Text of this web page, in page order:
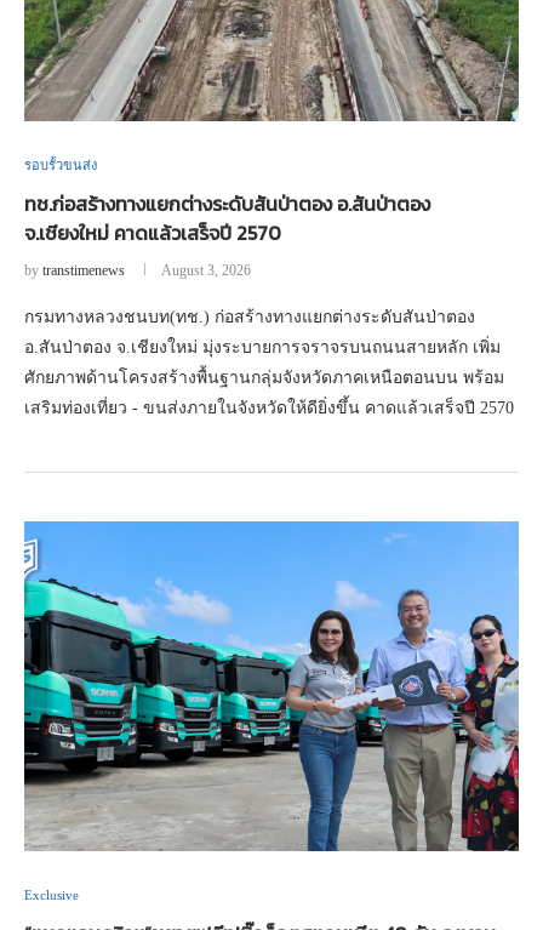
รอบรั้วขนส่ง
ทช.ก่อสร้างทางแยกต่างระดับสันป่าตอง อ.สันป่าตอง
จ.เชียงใหม่ คาดแล้วเสร็จปี 2570
by transtimenews August 3, 2026
กรมทางหลวงชนบท(ทช.) ก่อสร้างทางแยกต่างระดับสันป่าตอง
อ.สันป่าตอง จ.เชียงใหม่ มุ่งระบายการจราจรบนถนนสายหลัก เพิ่ม
ศักยภาพด้านโครงสร้างพื้นฐานกลุ่มจังหวัดภาคเหนือตอนบน พร้อม
เสริมท่องเที่ยว - ขนส่งภายในจังหวัดให้ดียิ่งขึ้น คาดแล้วเสร็จปี 2570
Exclusive